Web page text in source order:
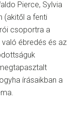
Pierce, Sylvia
(akitől a fenti
csoportra a
ébredés és az
írásaikban a